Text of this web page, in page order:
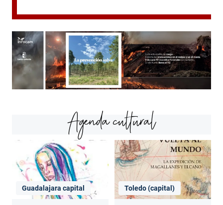
Agenda cultural
Guadalajara capital Toledo (capital)